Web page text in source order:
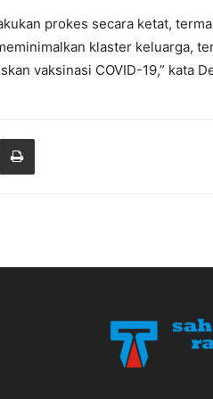
prokes secara ketat,
klaster keluarga,
vaksinasi COVID-19,” kata